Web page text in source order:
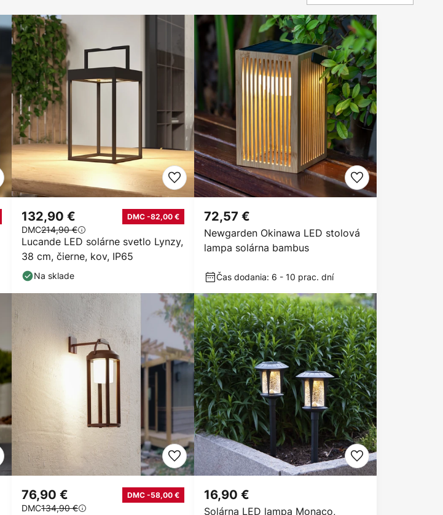
Lucande LED solárne svetlo Lynzy,
38 cm, čierne, kov, IP65
132,90 € DMC -82,00 €
DMC214,90 €
Na sklade
Newgarden Okinawa LED stolová
lampa solárna bambus
72,57 €
Čas dodania: 6 - 10 prac. dní
76,90 € DMC -58,00 €
DMC134,90 €
Solárna LED lampa Monaco,
16,90 €